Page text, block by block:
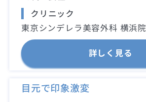
クリニック
東京シンデレラ美容外科 横浜院
詳しく見る
目元で印象激変